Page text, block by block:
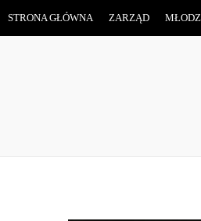
STRONA GŁÓWNA ZARZĄD